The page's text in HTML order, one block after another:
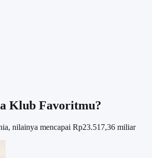
Klub Favoritmu?
nilainya mencapai Rp23.517,36 miliar